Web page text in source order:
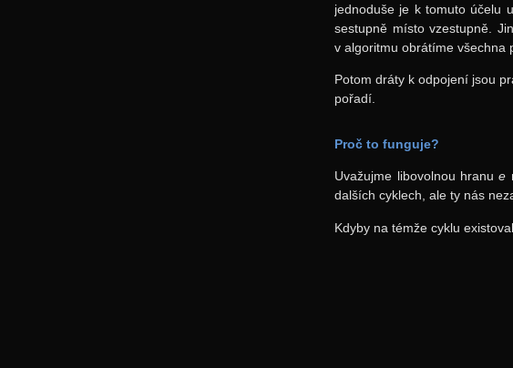
jednoduše je k tomuto účelu
sestupně místo vzestupně.
v algoritmu obrátíme všechna
Potom dráty k odpojení jsou
pořadí.
Proč to funguje?
Uvažujme libovolnou hranue
dalších cyklech, ale ty nás
Kdyby na témže cyklu